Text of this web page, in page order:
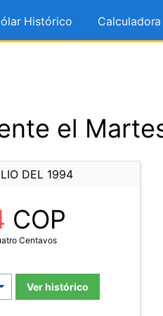
Histórico Calculadora
el
DEL 1994
COP
Centavos
Ver histórico